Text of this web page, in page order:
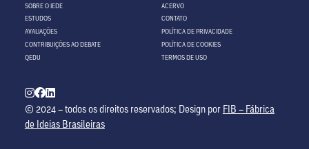
SOBRE O IEDE
ESTUDOS
AVALIAÇÕES
CONTRIBUIÇÕES AO DEBATE
QEDU
ACERVO
CONTATO
POLÍTICA DE PRIVACIDADE
POLÍTICA DE COOKIES
TERMOS DE USO
© 2024 – todos os direitos reservados; Design por FIB – Fábrica
de Ideias Brasileiras